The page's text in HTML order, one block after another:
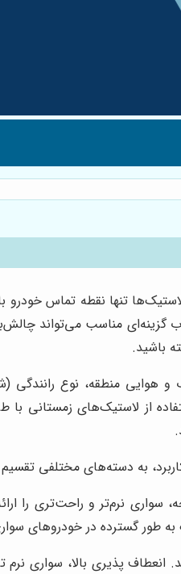
تنها نقطه تماس
گزینه‌ای مناسب می‌تواند
باشید.
هوایی منطقه، نوع رانندگی
از لاستیک‌های زمستانی
به دسته‌های مختلفی
سواری نرم‌تر و راحت‌تری را
طور گسترده در خودروهای
انعطاف پذیری بالا، سواری